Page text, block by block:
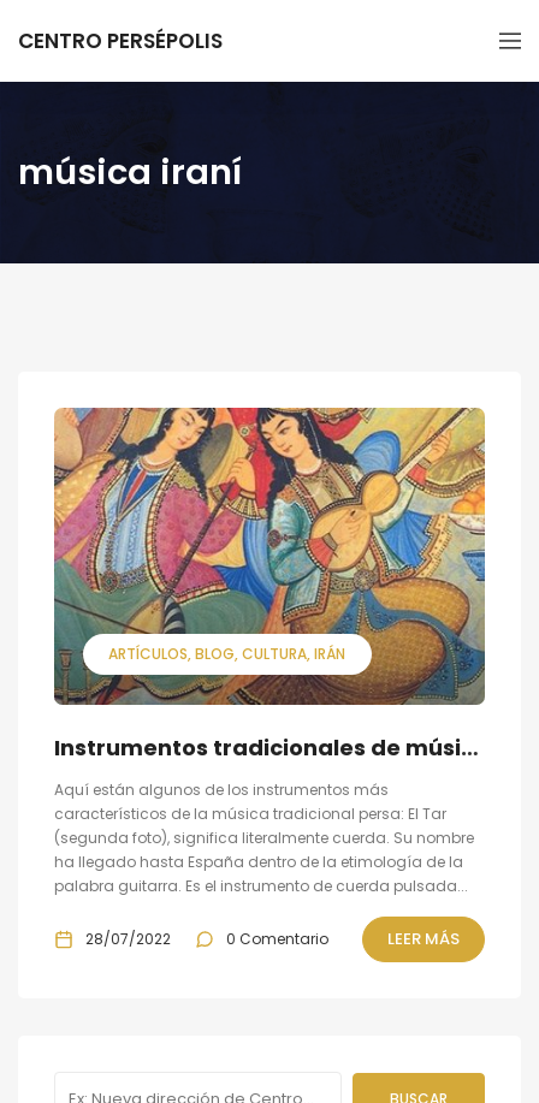
CENTRO PERSÉPOLIS
música iraní
ARTÍCULOS BLOG CULTURA IRÁN
Instrumentos tradicionales de música persa
Aquí están algunos de los instrumentos más
característicos de la música tradicional persa: El Tar
(segunda foto), significa literalmente cuerda. Su nombre
ha llegado hasta España dentro de la etimología de la
palabra guitarra. Es el instrumento de cuerda pulsada...
28/07/2022 0 Comentario LEER MÁS